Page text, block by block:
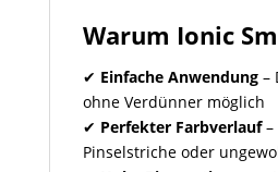
Warum Ionic
✔ Einfache Anwendung–
ohne Verdünner möglich
✔ Perfekter Farbverlauf–
Pinselstriche oder